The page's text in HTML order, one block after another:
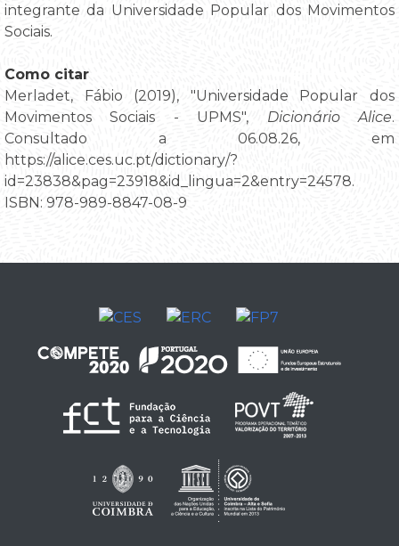
integrante da Universidade Popular dos Movimentos
Sociais.
Como citar
Merladet, Fábio (2019), "Universidade Popular dos
Movimentos Sociais - UPMS", Dicionário Alice.
Consultado a 06.08.26, em
https://alice.ces.uc.pt/dictionary/?
id=23838&pag=23918&id_lingua=2&entry=24578.
ISBN: 978-989-8847-08-9